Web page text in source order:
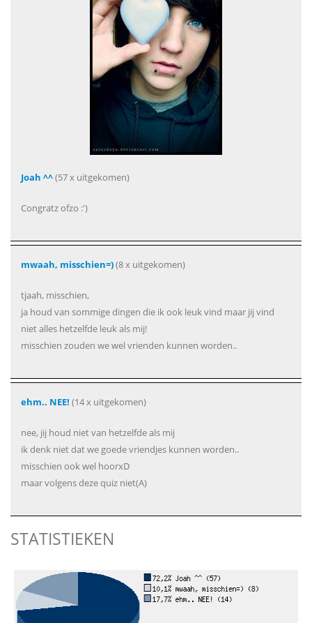
Joah ^^(57 x uitgekomen)
Congratz ofzo :')
mwaah, misschien=)(8 x uitgekomen)
tjaah, misschien,
ja houd van sommige dingen die ik ook leuk vind maar jij vind
niet alles hetzelfde leuk als mij!
misschien zouden we wel vrienden kunnen worden..
ehm.. NEE! (14 x uitgekomen)
nee, jij houd niet van hetzelfde als mij
ik denk niet dat we goede vriendjes kunnen worden..
misschien ook wel hoorxD
maar volgens deze quiz niet(A)
STATISTIEKEN